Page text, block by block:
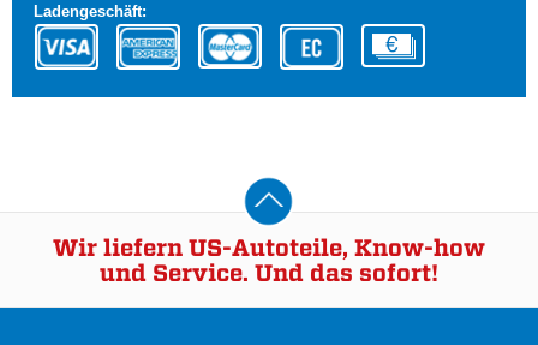
Ladengeschäft:
Wir liefern US-Autoteile, Know-how
und Service. Und das sofort!